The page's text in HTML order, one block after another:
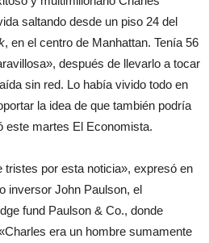
saltando desde un piso 24 del
, en el centro de Manhattan. Tenía 56
después de llevarlo a tocar
sin red. Lo había vivido todo en
la idea de que también podría
este martes El Economista.
por esta noticia», expresó en
inversor John Paulson, el
fund Paulson & Co., donde
era un hombre sumamente